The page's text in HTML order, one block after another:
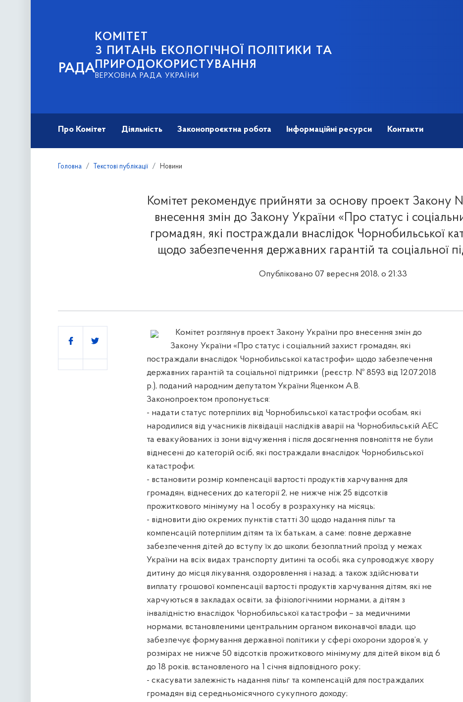
РАДА
КОМІТЕТ
З ПИТАНЬ ЕКОЛОГІЧНОЇ ПОЛІТИКИ ТА
ПРИРОДОКОРИСТУВАННЯ
ВЕРХОВНА РАДА УКРАЇНИ
Про Комітет Діяльність Законопроєктна робота Інформаційні ресурси Контакти
Головна Текстові публікації Новини
Комітет рекомендує прийняти за основу проект Закону
внесення змін до Закону України «Про статус і
громадян, які постраждали внаслідок Чорнобильської
щодо забезпечення державних гарантій та соціальної
Опубліковано 07 вересня 2018, о 21:33
Комітет розглянув проект Закону України про внесення змін до
Закону України «Про статус і соціальний захист громадян, які
постраждали внаслідок Чорнобильської катастрофи» щодо забезпечення
державних гарантій та соціальної підтримки (реєстр. № 8593 від 12.07.2018
р.), поданий народним депутатом України Яценком А.В.
Законопроектом пропонується:
- надати статус потерпілих від Чорнобильської катастрофи особам, які
народилися від учасників ліквідації наслідків аварії на Чорнобильській АЕС
та евакуйованих із зони відчуження і після досягнення повноліття не були
віднесені до категорій осіб, які постраждали внаслідок Чорнобильської
катастрофи;
- встановити розмір компенсації вартості продуктів харчування для
громадян, віднесених до категорії 2, не нижче ніж 25 відсотків
прожиткового мінімуму на 1 особу в розрахунку на місяць;
- відновити дію окремих пунктів статті 30 щодо надання пільг та
компенсацій потерпілим дітям та їх батькам, а саме: повне державне
забезпечення дітей до вступу їх до школи; безоплатний проїзд у межах
України на всіх видах транспорту дитині та особі, яка супроводжує хвору
дитину до місця лікування, оздоровлення і назад; а також здійснювати
виплату грошової компенсації вартості продуктів харчування дітям, які не
харчуються в закладах освіти, за фізіологічними нормами, а дітям з
інвалідністю внаслідок Чорнобильської катастрофи – за медичними
нормами, встановленими центральним органом виконавчої влади, що
забезпечує формування державної політики у сфері охорони здоров’я, у
розмірах не нижче 50 відсотків прожиткового мінімуму для дітей віком від 6
до 18 років, встановленого на 1 січня відповідного року;
- скасувати залежність надання пільг та компенсацій для постраждалих
громадян від середньомісячного сукупного доходу;
Поділитись